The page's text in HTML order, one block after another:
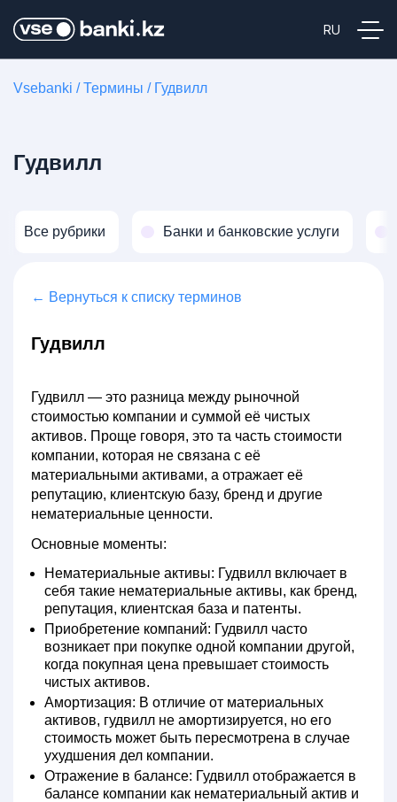
Vsebanki /Термины / Гудвилл
Гудвилл
Все рубрики Банки и банковские услуги
← Вернуться к списку терминов
Гудвилл
Гудвилл — это разница между рыночной
стоимостью компании и суммой её чистых
активов. Проще говоря, это та часть стоимости
компании, которая не связана с её
материальными активами, а отражает её
репутацию, клиентскую базу, бренд и другие
нематериальные ценности.
Основные моменты:
Нематериальные активы: Гудвилл включает в
себя такие нематериальные активы, как бренд,
репутация, клиентская база и патенты.
Приобретение компаний: Гудвилл часто
возникает при покупке одной компании другой,
когда покупная цена превышает стоимость
чистых активов.
Амортизация: В отличие от материальных
активов, гудвилл не амортизируется, но его
стоимость может быть пересмотрена в случае
ухудшения дел компании.
Отражение в балансе: Гудвилл отображается в
балансе компании как нематериальный актив и